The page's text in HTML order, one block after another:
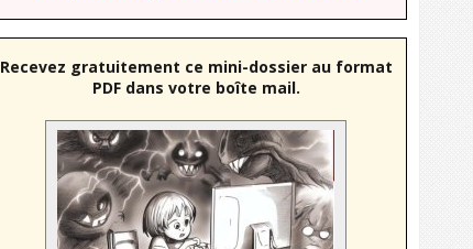
Recevez gratuitement ce mini-dossier au format
PDF dans votre boîte mail.